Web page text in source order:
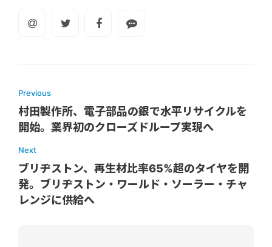
Previous
村田製作所、電子部品の銀で水平リサイクルを
開始。業界初のクローズドループ実現へ
Next
ブリヂストン、再生材比率65%超のタイヤを開
発。ブリヂストン・ワールド・ソーラー・チャ
レンジに供給へ